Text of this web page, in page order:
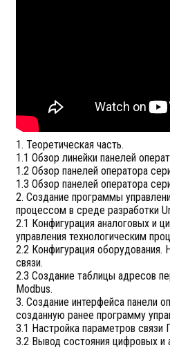
1. Теоретическая часть.
1.1 Обзор линейки панелей
1.2 Обзор панелей оператора
1.3 Обзор панелей оператора
2. Создание программы
процессом в среде разработки
2.1 Конфигурация аналоговых и
управления технологическим
2.2 Конфигурация оборудования.
связи.
2.3 Создание таблицы адресов
Modbus.
3. Создание интерфейса панели
созданную ранее программу
3.1 Настройка параметров связи
3.2 Вывод состояния цифровых и